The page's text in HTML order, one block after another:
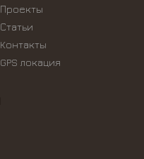
Проекты
Статьи
Контакты
GPS локация